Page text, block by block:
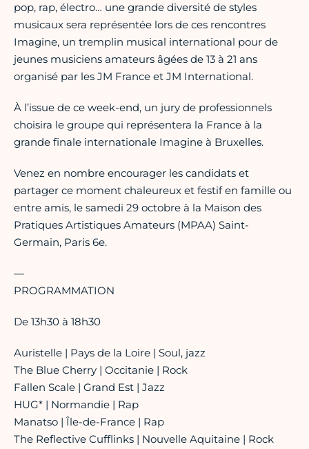
pop, rap, électro… une grande diversité de styles
musicaux sera représentée lors de ces rencontres
Imagine, un tremplin musical international pour de
jeunes musiciens amateurs âgées de 13 à 21 ans
organisé par les JM France et JM International.
À l’issue de ce week-end, un jury de professionnels
choisira le groupe qui représentera la France à la
grande finale internationale Imagine à Bruxelles.
Venez en nombre encourager les candidats et
partager ce moment chaleureux et festif en famille ou
entre amis, le samedi 29 octobre à la Maison des
Pratiques Artistiques Amateurs (MPAA) Saint-
Germain, Paris 6e.
—
PROGRAMMATION
De 13h30 à 18h30
Auristelle | Pays de la Loire | Soul, jazz
The Blue Cherry | Occitanie | Rock
Fallen Scale | Grand Est | Jazz
HUG* | Normandie | Rap
Manatso | Île-de-France | Rap
The Reflective Cufflinks | Nouvelle Aquitaine | Rock